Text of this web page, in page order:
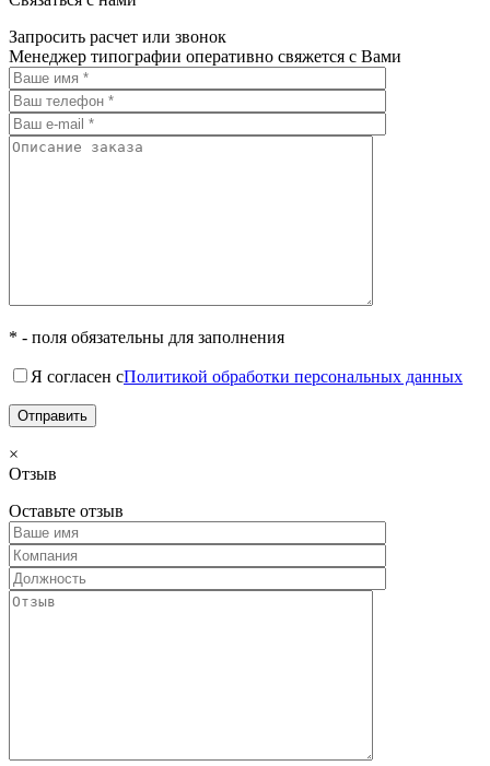
Запросить расчет или звонок
Менеджер типографии оперативно свяжется с Вами
* - поля обязательны для заполнения
Я согласен сПолитикой обработки персональных данных
×
Отзыв
Оставьте отзыв